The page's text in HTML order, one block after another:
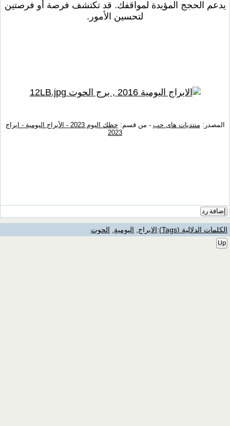
يدعم الحجج المؤيدة لمواقفك. قد تكتشف فرصة أو فرصتين
لتحسين الأمور.
المصدر: منتديات هاى حب - من قسم:
حظك اليوم 2023 - الأبراج اليومية - ابراج
2023
إضافة رد
الكلمات الدلالية (Tags) :الابراج, اليومية, الحوت
Up